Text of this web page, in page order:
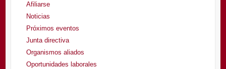
Afiliarse
Noticias
Próximos eventos
Junta directiva
Organismos aliados
Oportunidades laborales